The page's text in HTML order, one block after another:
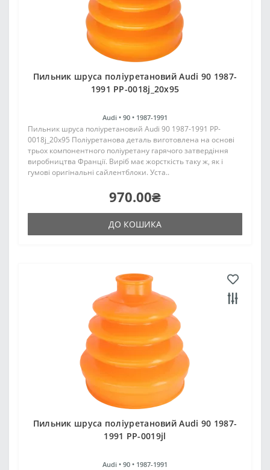
Пильник шруса поліуретановий Audi 90 1987-
1991 PP-0018j_20x95
Audi • 90 • 1987-1991
Пильник шруса поліуретановий Audi 90 1987-1991 PP-
0018j_20x95 Поліуретанова деталь виготовлена на основі
трьох компонентного поліуретану гарячого затвердіння
виробництва Франції. Виріб має жорсткість таку ж, як і
гумові оригінальні сайлентблоки. Уста..
970.00₴
ДО КОШИКА
Пильник шруса поліуретановий Audi 90 1987-
1991 PP-0019jl
Audi • 90 • 1987-1991